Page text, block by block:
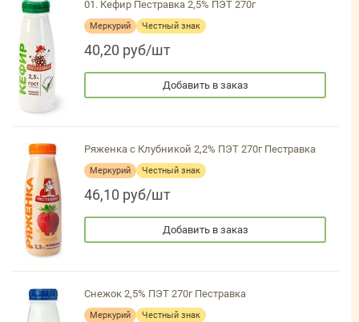
01. Кефир Пестравка 2,5% ПЭТ 270г
Меркурий Честный знак
40,20 руб/шт
Добавить в заказ
Ряженка с Клубникой 2,2% ПЭТ 270г Пестравка
Меркурий Честный знак
46,10 руб/шт
Добавить в заказ
Снежок 2,5% ПЭТ 270г Пестравка
Меркурий Честный знак